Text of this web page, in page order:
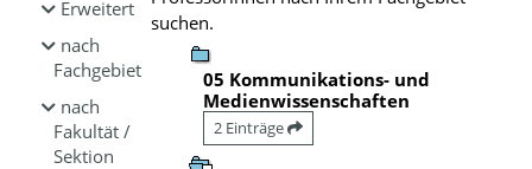
Erweitert
nach
Fachgebiet
nach
Fakultät /
Sektion
suchen.
05 Kommunikations- und
Medienwissenschaften
2 Einträge